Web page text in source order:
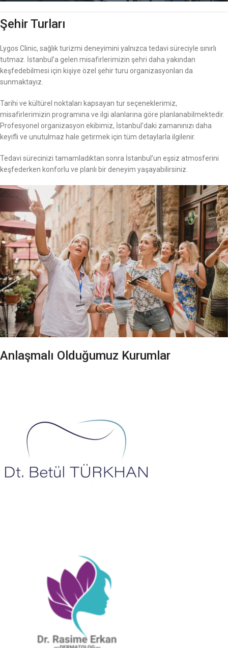
Şehir Turları
Lygos Clinic, sağlık turizmi deneyimini yalnızca tedavi süreciyle sınırlı
tutmaz. İstanbul’a gelen misafirlerimizin şehri daha yakından
keşfedebilmesi için kişiye özel şehir turu organizasyonları da
sunmaktayız.
Tarihi ve kültürel noktaları kapsayan tur seçeneklerimiz,
misafirlerimizin programına ve ilgi alanlarına göre planlanabilmektedir.
Profesyonel organizasyon ekibimiz, İstanbul’daki zamanınızı daha
keyifli ve unutulmaz hale getirmek için tüm detaylarla ilgilenir.
Tedavi sürecinizi tamamladıktan sonra İstanbul’un eşsiz atmosferini
keşfederken konforlu ve planlı bir deneyim yaşayabilirsiniz.
Anlaşmalı Olduğumuz Kurumlar